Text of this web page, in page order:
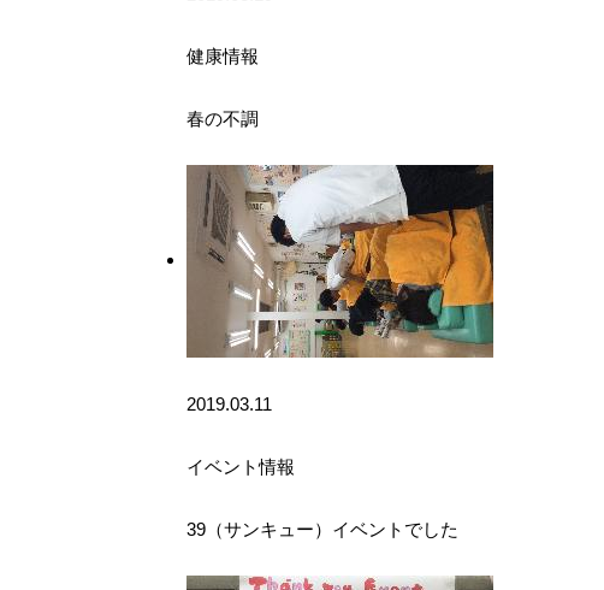
健康情報
春の不調
2019.03.11
イベント情報
39（サンキュー）イベントでした